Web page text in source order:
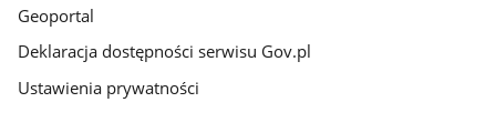
Geoportal
Deklaracja dostępności serwisu Gov.pl
Ustawienia prywatności